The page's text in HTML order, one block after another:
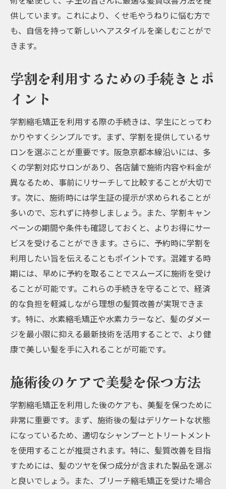
供しています。これにより、くせ毛やうねりに悩む方で
も、自信を持って新しいヘアスタイルを楽しむことがで
きます。
学割を利用するための手続きとポ
イント
学割縮毛矯正を利用する際の手続きは、学生にとってわ
かりやすくシンプルです。まず、学割を提供しているサ
ロンを選ぶことが重要です。阪急京都本線沿いには、多
くの学割対応サロンがあり、各店舗で施術内容や料金が
異なるため、事前にリサーチして比較することが大切で
す。次に、施術時には学生証の提示が求められることが
多いので、忘れずに持参しましょう。また、学割キャン
ペーンの期間や条件も確認しておくと、よりお得にサー
ビスを受けることができます。さらに、予約時に学割を
利用したい旨を伝えることもポイントです。混雑する時
期には、早めに予約を取ることでスムーズに施術を受け
ることが可能です。これらの手続きを守ることで、経済
的な負担を軽減しながら理想の髪質改善が実現できま
す。特に、水素縮毛矯正や水素カラーなど、髪のダメー
ジを最小限に抑える最新技術を活用することで、より健
康で美しい髪を手に入れることが可能です。
施術後のケアで美髪を保つ方法
学割縮毛矯正を利用した後のケアも、美髪を保つために
非常に重要です。まず、施術後の髪はデリケートな状態
になっているため、適切なシャンプーとトリートメント
を使用することが推奨されます。特に、髪質改善を目指
すためには、髪のツヤを保つ成分が含まれた製品を選ぶ
と良いでしょう。また、ブリーチ縮毛矯正を受けた場合